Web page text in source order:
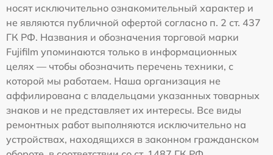
носят исключительно ознакомительный характер и
не являются публичной офертой согласно п. 2 ст. 437
ГК РФ. Названия и обозначения торговой марки
Fujifilm упоминаются только в информационных
целях — чтобы обозначить перечень техники, с
которой мы работаем. Наша организация не
аффилирована с владельцами указанных товарных
знаков и не представляет их интересы. Все виды
ремонтных работ выполняются исключительно на
устройствах, находящихся в законном гражданском